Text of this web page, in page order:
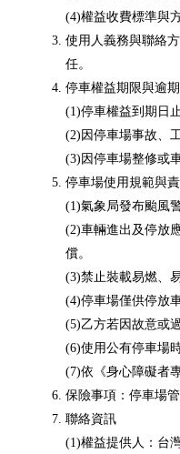
(4)權益收費標準與
使用人義務與聯絡
任。
停車權益期限與逾
(1)停車權益到期日
(2)因停車場事故、
(3)因停車場整修或
停車場使用規範與
(1)氣象局發布颱風
(2)車輛進出及停放
償。
(3)禁止裝載易燃、
(4)停車場僅供停放
(5)乙方若因故意或
(6)使用公有停車場
(7)依《身心障礙者
保險事項：停車場
聯絡資訊
(1)權益提供人：台